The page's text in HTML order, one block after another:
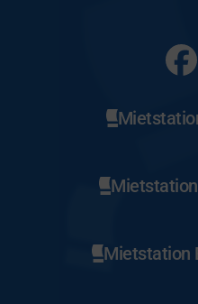
Mietstation